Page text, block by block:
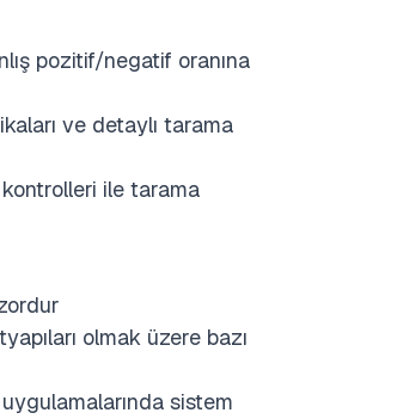
pozitif/negatif oranına
ve detaylı tarama
ile tarama
olmak üzere bazı
sistem